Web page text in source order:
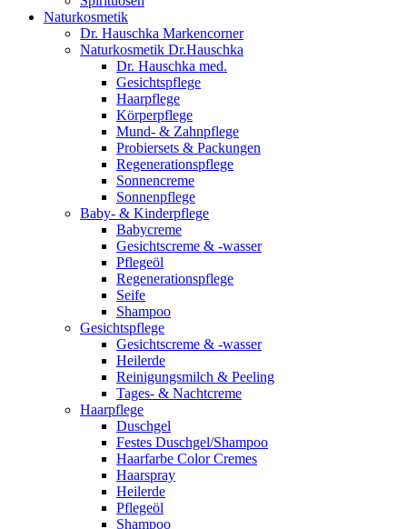
Naturkosmetik
Dr. Hauschka Markencorner
Naturkosmetik Dr.Hauschka
Dr. Hauschka med.
Gesichtspflege
Haarpflege
Körperpflege
Mund- & Zahnpflege
Probiersets & Packungen
Regenerationspflege
Sonnencreme
Sonnenpflege
Baby- & Kinderpflege
Babycreme
Gesichtscreme & -wasser
Pflegeöl
Regenerationspflege
Seife
Shampoo
Gesichtspflege
Gesichtscreme & -wasser
Heilerde
Reinigungsmilch & Peeling
Tages- & Nachtcreme
Haarpflege
Duschgel
Festes Duschgel/Shampoo
Haarfarbe Color Cremes
Haarspray
Heilerde
Pflegeöl
Shampoo